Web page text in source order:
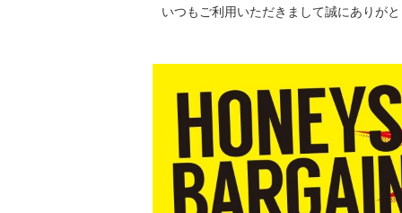
いつもご利用いただきまして誠にありが